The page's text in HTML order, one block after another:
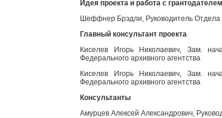
Идея проекта и работа с грантодателем
Шеффнер Брэдли, Руководитель Отдела
Главный консультант проекта
Киселев Игорь Николаевич, Зам.
Федерального архивного агентства
Киселев Игорь Николаевич, Зам.
Федерального архивного агентства
Консультанты
Амурцев Алексей Александрович,